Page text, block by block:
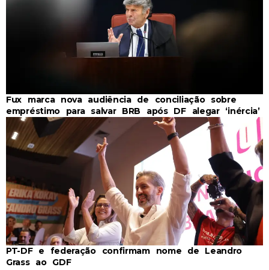
Fux marca nova audiência de conciliação sobre
empréstimo para salvar BRB após DF alegar ‘inércia’
PT-DF e federação confirmam nome de Leandro
Grass ao GDF